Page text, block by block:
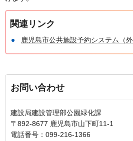
関連リンク
鹿児島市公共施設予約システム（
お問い合わせ
建設局建設管理部公園緑化課
〒892-8677 鹿児島市山下町11-1
電話番号：099-216-1366